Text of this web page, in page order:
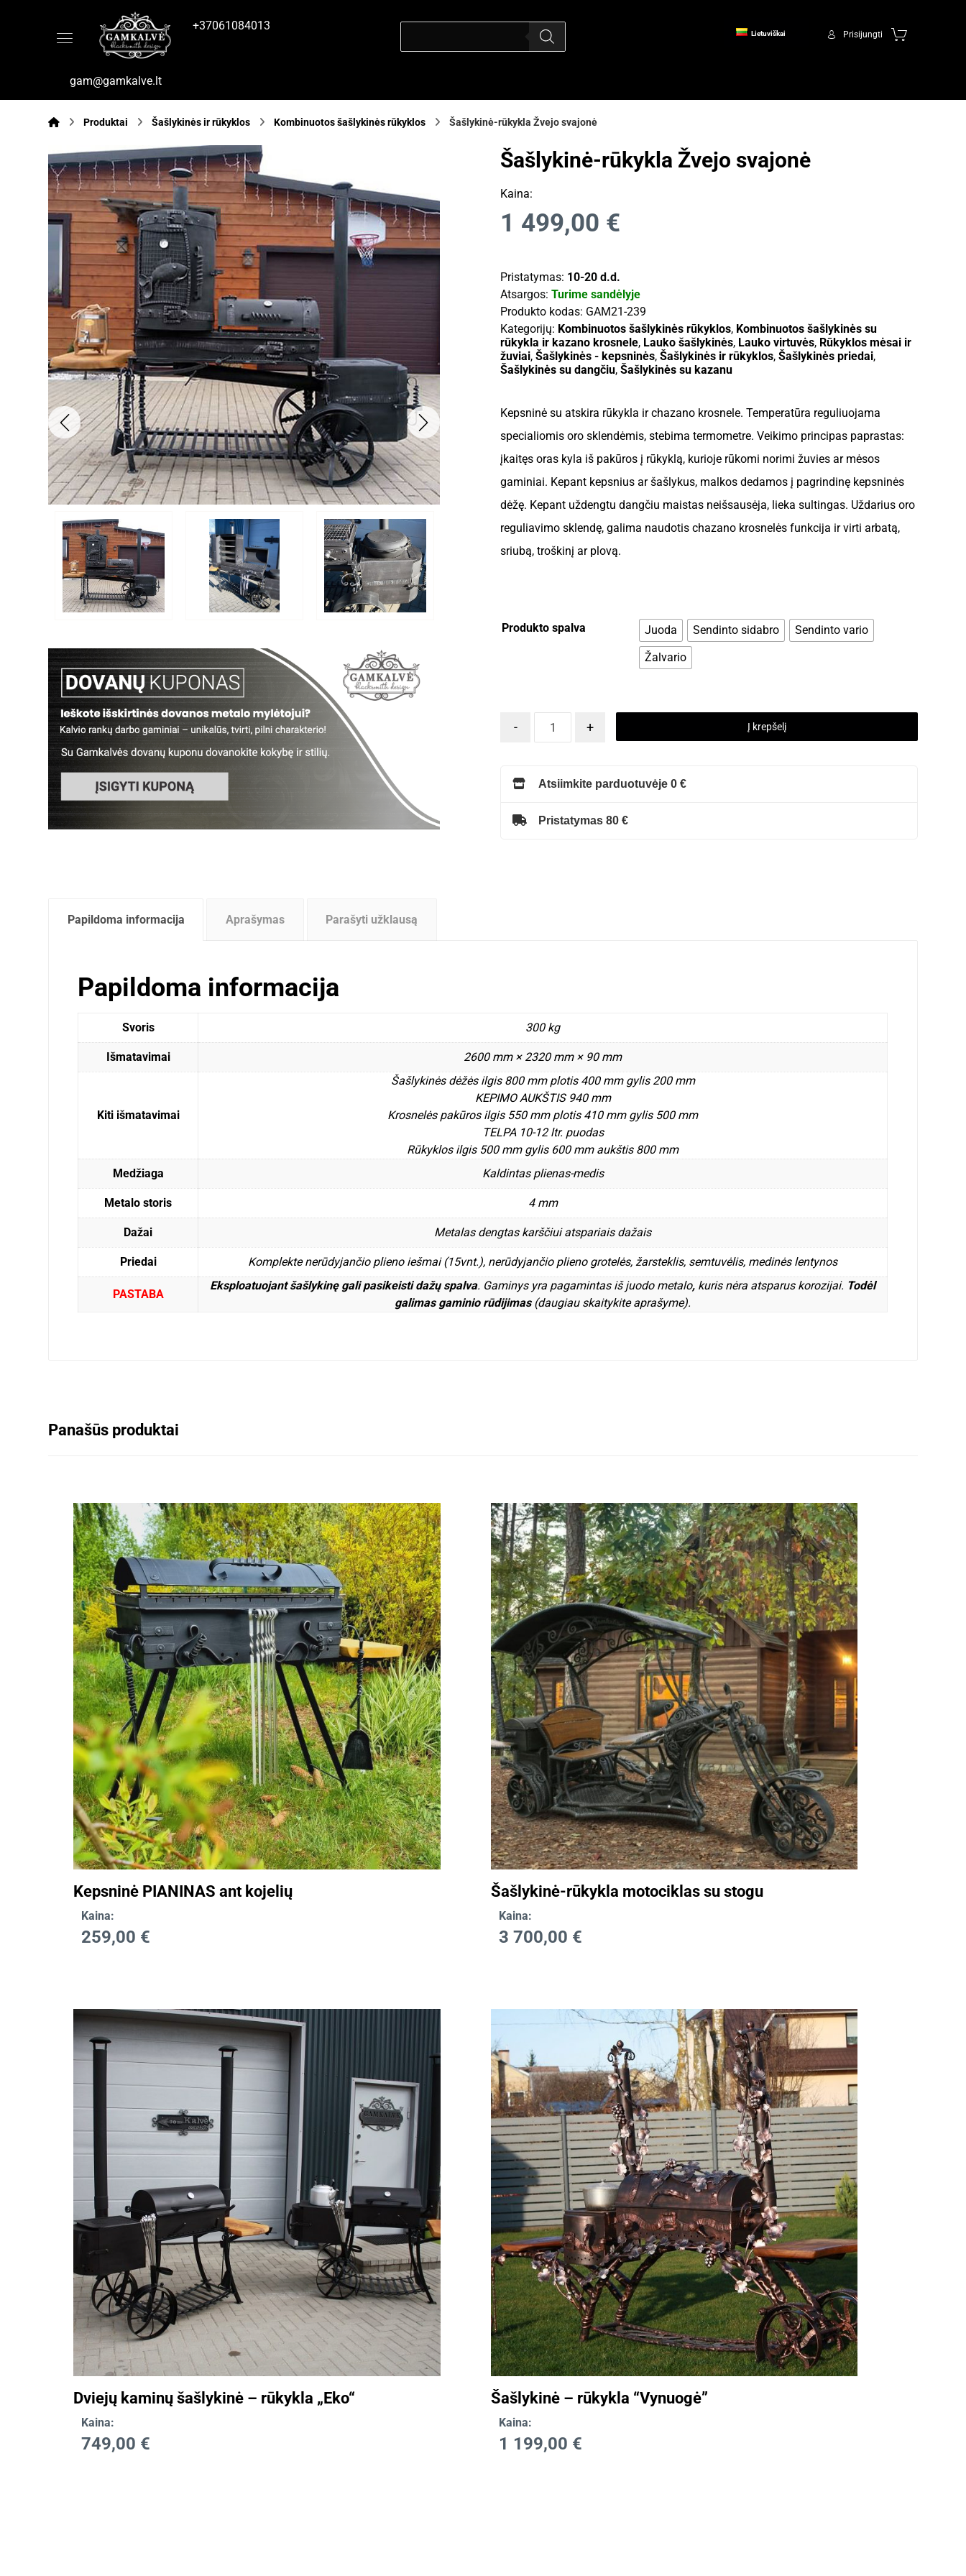
+37061084013
gam@gamkalve.lt
Prisijungti
Lietuviškai
Produktai Šašlykinės ir rūkyklos Kombinuotos šašlykinės rūkyklos Šašlykinė-rūkykla Žvejo svajonė
Šašlykinė-rūkykla Žvejo svajonė
Kaina:
1 499,00 €
Pristatymas: 10-20 d.d.
Atsargos:Turime sandėlyje
Produkto kodas: GAM21-239
Kategorijų: Kombinuotos šašlykinės rūkyklos, Kombinuotos šašlykinės su
rūkykla ir kazano krosnele, Lauko šašlykinės, Lauko virtuvės, Rūkyklos mėsai ir
žuviai,Šašlykinės - kepsninės,Šašlykinės ir rūkyklos,Šašlykinės priedai,
Šašlykinės su dangčiu,Šašlykinės su kazanu
Kepsninė su atskira rūkykla ir chazano krosnele. Temperatūra reguliuojama
specialiomis oro sklendėmis, stebima termometre. Veikimo principas paprastas:
įkaitęs oras kyla iš pakūros į rūkyklą, kurioje rūkomi norimi žuvies ar mėsos
gaminiai. Kepant kepsnius ar šašlykus, malkos dedamos į pagrindinę kepsninės
dėžę. Kepant uždengtu dangčiu maistas neišsausėja, lieka sultingas. Uždarius oro
reguliavimo sklendę, galima naudotis chazano krosnelės funkcija ir virti arbatą,
sriubą, troškinį ar plovą.
Produkto spalva Juoda Sendinto sidabro
Sendinto vario
Žalvario
- + Į krepšelį
Atsiimkite parduotuvėje 0 €
Pristatymas 80 €
Papildoma informacija Aprašymas Parašyti užklausą
Papildoma informacija
Svoris 300 kg
Išmatavimai 2600 mm × 2320 mm × 90 mm
Kiti išmatavimai
Šašlykinės dėžės ilgis 800 mm plotis 400 mm gylis 200 mm
KEPIMO AUKŠTIS 940 mm
Krosnelės pakūros ilgis 550 mm plotis 410 mm gylis 500 mm
TELPA 10-12 ltr. puodas
Rūkyklos ilgis 500 mm gylis 600 mm aukštis 800 mm
Medžiaga
Kaldintas plienas-medis
Metalo storis 4 mm
Dažai Metalas dengtas karščiui atspariais dažais
Priedai Komplekte nerūdyjančio plieno iešmai (15vnt.), nerūdyjančio plieno grotelės, žarsteklis, semtuvėlis, medinės lentynos
PASTABA
Eksploatuojant šašlykinę gali pasikeisti dažų spalva. Gaminys yra pagamintas iš juodo metalo, kuris nėra atsparus korozijai. Todėl
galimas gaminio rūdijimas(daugiau skaitykite aprašyme).
Panašūs produktai
Kepsninė PIANINAS ant kojelių
Kaina:
259,00 €
Šašlykinė-rūkykla motociklas su stogu
Kaina:
3 700,00 €
Dviejų kaminų šašlykinė – rūkykla „Eko“
Kaina:
749,00 €
Šašlykinė – rūkykla “Vynuogė”
Kaina:
1 199,00 €